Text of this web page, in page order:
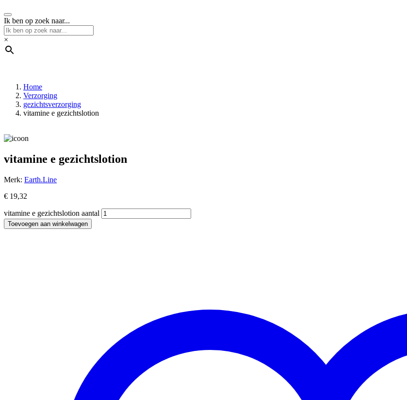
Ik ben op zoek naar...
×
Home
Verzorging
gezichtsverzorging
vitamine e gezichtslotion
vitamine e gezichtslotion
Merk: Earth.Line
€ 19,32
vitamine e gezichtslotion aantal
Toevoegen aan winkelwagen